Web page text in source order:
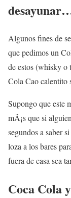
Algunos fines de
que pedimos un
de estos (whisky o
Cola Cao calentito
Supongo que este
mÃ¡s que si
segundos a saber
loza a los bares
fuera de casa sea
Coca Cola